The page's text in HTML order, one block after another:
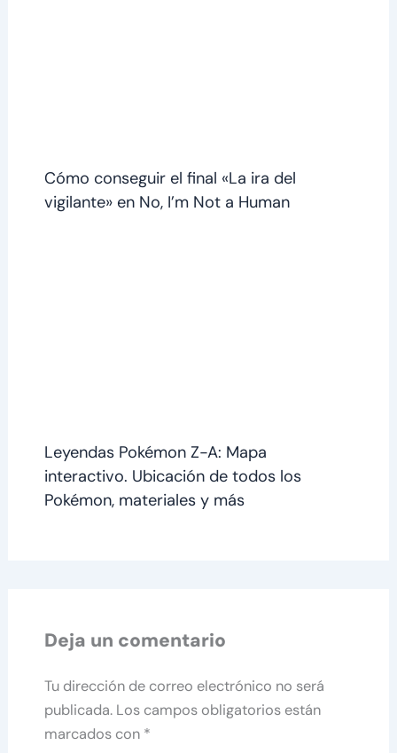
Cómo conseguir el final «La ira del
vigilante» en No, I’m Not a Human
Leyendas Pokémon Z-A: Mapa
interactivo. Ubicación de todos los
Pokémon, materiales y más
Deja un comentario
Tu dirección de correo electrónico no será
publicada. Los campos obligatorios están
marcados con *